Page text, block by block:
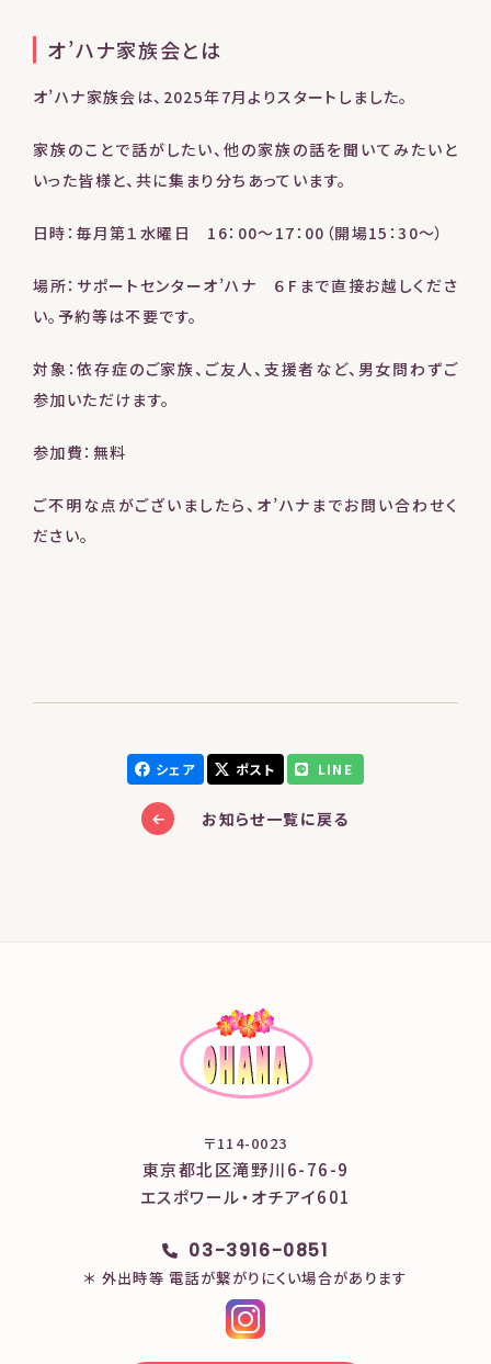
オ’ハナ家族会とは
オ’ハナ家族会は、2025年7月よりスタートしました。
家族のことで話がしたい、他の家族の話を聞いてみたいと
いった皆様と、共に集まり分ちあっています。
日時：毎月第１水曜日 16：00～17：00（開場15：30～）
場所：サポートセンターオ’ハナ ６Fまで直接お越しくださ
い。予約等は不要です。
対象：依存症のご家族、ご友人、支援者など、男女問わずご
参加いただけます。
参加費：無料
ご不明な点がございましたら、オ’ハナまでお問い合わせく
ださい。
シェア ポスト LINE
お知らせ一覧に戻る
〒114-0023
東京都北区滝野川6-76-9
エスポワール・オチアイ601
03-3916-0851
＊ 外出時等 電話が繋がりにくい場合があります